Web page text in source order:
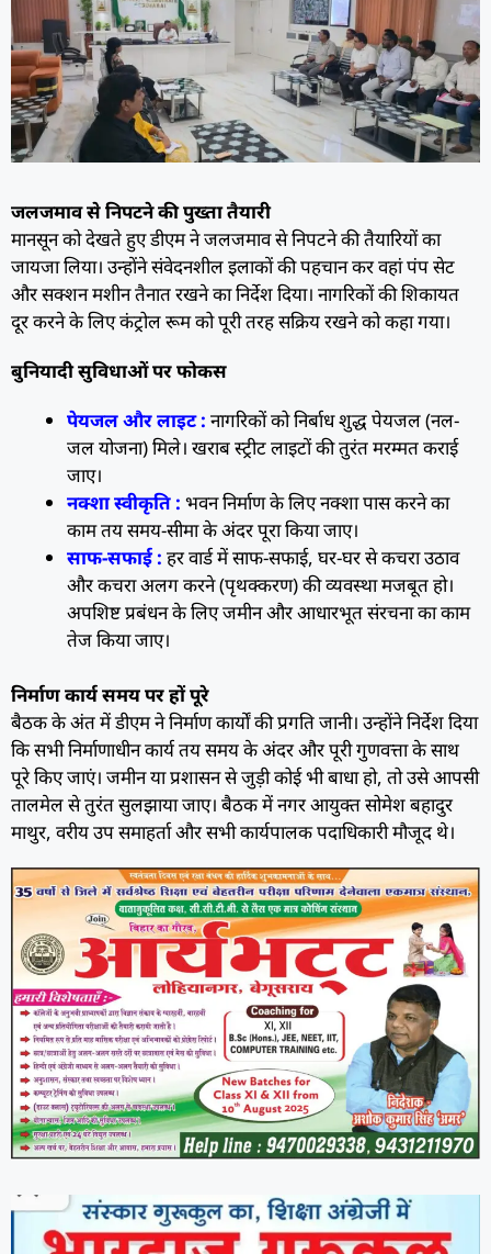
जलजमाव से निपटने की पुख्ता तैयारी
मानसून को देखते हुए डीएम ने जलजमाव से निपटने की तैयारियों का
जायजा लिया। उन्होंने संवेदनशील इलाकों की पहचान कर वहां पंप सेट
और सक्शन मशीन तैनात रखने का निर्देश दिया। नागरिकों की शिकायत
दूर करने के लिए कंट्रोल रूम को पूरी तरह सक्रिय रखने को कहा गया।
बुनियादी सुविधाओं पर फोकस
पेयजल और लाइट : नागरिकों को निर्बाध शुद्ध पेयजल (नल-
जल योजना) मिले। खराब स्ट्रीट लाइटों की तुरंत मरम्मत कराई
जाए।
नक्शा स्वीकृति : भवन निर्माण के लिए नक्शा पास करने का
काम तय समय-सीमा के अंदर पूरा किया जाए।
साफ-सफाई : हर वार्ड में साफ-सफाई, घर-घर से कचरा उठाव
और कचरा अलग करने (पृथक्करण) की व्यवस्था मजबूत हो।
अपशिष्ट प्रबंधन के लिए जमीन और आधारभूत संरचना का काम
तेज किया जाए।
निर्माण कार्य समय पर हों पूरे
बैठक के अंत में डीएम ने निर्माण कार्यों की प्रगति जानी। उन्होंने निर्देश दिया
कि सभी निर्माणाधीन कार्य तय समय के अंदर और पूरी गुणवत्ता के साथ
पूरे किए जाएं। जमीन या प्रशासन से जुड़ी कोई भी बाधा हो, तो उसे आपसी
तालमेल से तुरंत सुलझाया जाए। बैठक में नगर आयुक्त सोमेश बहादुर
माथुर, वरीय उप समाहर्ता और सभी कार्यपालक पदाधिकारी मौजूद थे।